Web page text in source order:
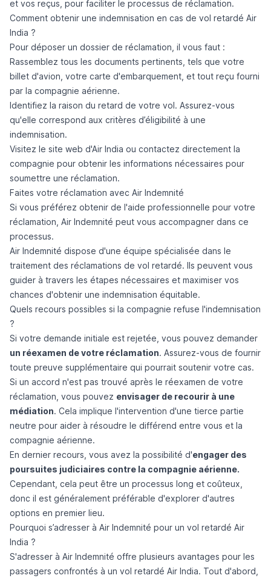
et vos reçus, pour faciliter le processus de réclamation.
Comment obtenir une indemnisation en cas de vol retardé Air
India ?
Pour déposer un dossier de réclamation, il vous faut :
Rassemblez tous les documents pertinents, tels que votre
billet d'avion, votre carte d'embarquement, et tout reçu fourni
par la compagnie aérienne.
Identifiez la raison du retard de votre vol. Assurez-vous
qu'elle correspond aux critères d’éligibilité à une
indemnisation.
Visitez le site web d'Air India ou contactez directement la
compagnie pour obtenir les informations nécessaires pour
soumettre une réclamation.
Faites votre réclamation avec Air Indemnité
Si vous préférez obtenir de l'aide professionnelle pour votre
réclamation, Air Indemnité peut vous accompagner dans ce
processus.
Air Indemnité dispose d'une équipe spécialisée dans le
traitement des réclamations de vol retardé. Ils peuvent vous
guider à travers les étapes nécessaires et maximiser vos
chances d'obtenir une indemnisation équitable.
Quels recours possibles si la compagnie refuse l'indemnisation
?
Si votre demande initiale est rejetée, vous pouvez demander
un réexamen de votre réclamation. Assurez-vous de fournir
toute preuve supplémentaire qui pourrait soutenir votre cas.
Si un accord n'est pas trouvé après le réexamen de votre
réclamation, vous pouvez envisager de recourir à une
médiation. Cela implique l'intervention d'une tierce partie
neutre pour aider à résoudre le différend entre vous et la
compagnie aérienne.
En dernier recours, vous avez la possibilité d'engager des
poursuites judiciaires contre la compagnie aérienne.
Cependant, cela peut être un processus long et coûteux,
donc il est généralement préférable d'explorer d'autres
options en premier lieu.
Pourquoi s’adresser à Air Indemnité pour un vol retardé Air
India ?
S'adresser à Air Indemnité offre plusieurs avantages pour les
passagers confrontés à un vol retardé Air India. Tout d'abord,